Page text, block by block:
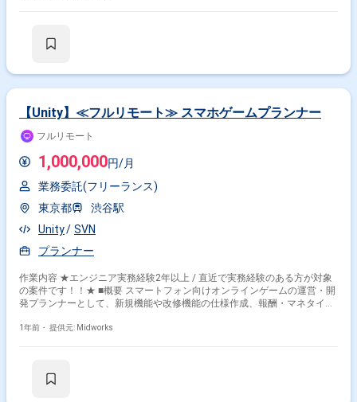
・コード管理（SVN / Git）およびリリース対応
【Unity】≪フルリモート≫ スマホゲームプランナー
フルリモート
1,000,000円/月
業務委託(フリーランス)
東京都
渋谷駅
Unity
SVN
プランナー
作業内容 ★エンジニア実務経験2年以上 / 直近で実務経験のある方が対象
の案件です！！★ ■概要 スマートフォン向けオンラインゲームの運営・開
発プランナーとして、新規機能や改修機能の仕様作成、報酬・マネタイズ
ジョン管理ツールを活用した業務も含まれます。スマホゲームの開発・運
の検証 ・アウトゲーム用のマスターデータ（Excelフォーマット）の作成
1年前・ 提供元: Midworks